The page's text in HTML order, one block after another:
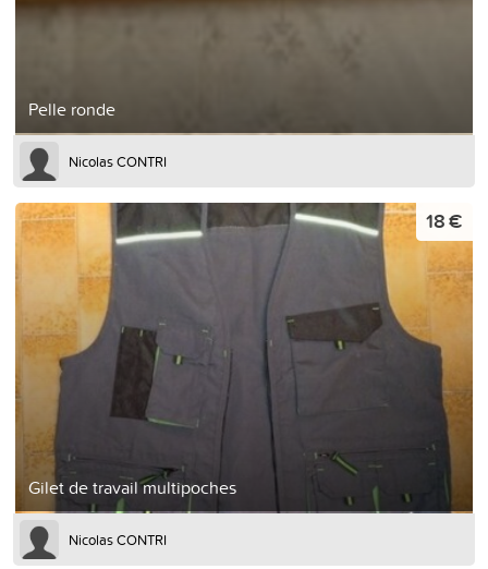
Pelle ronde
Nicolas CONTRI
Gilet de travail multipoches
18 €
Nicolas CONTRI